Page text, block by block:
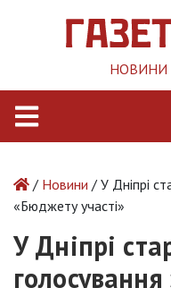
НОВИНИ
/ Новини / У Дніпрі
«Бюджету участі»
У Дніпрі